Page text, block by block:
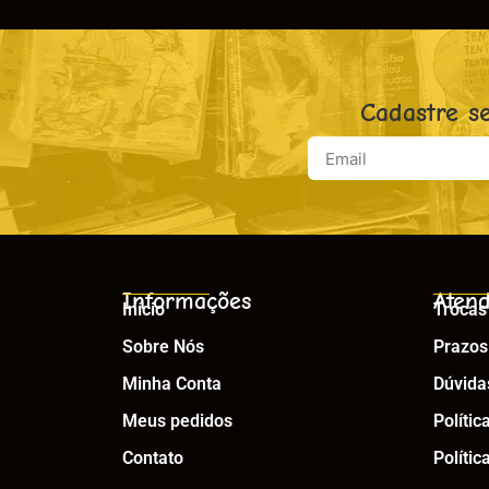
Cadastre
Informações
Início
Sobre Nós
Minha Conta
Meus pedidos
Contato